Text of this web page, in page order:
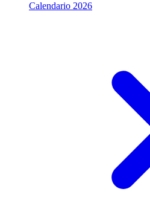
Calendario 2026